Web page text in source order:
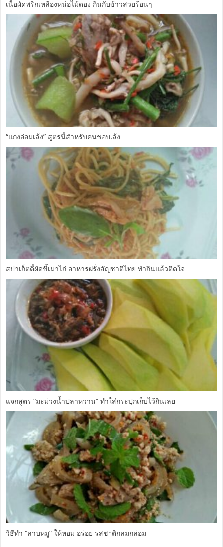
เนื้อผัดพริกเหลืองหน่อไม้ดอง กินกับข้าวสวยร้อนๆ
“แกงอ่อมเล้ง” สูตรนี้สำหรับคนชอบเล้ง
สปาเก็ตตี้ผัดขี้เมาไก่ อาหารฝรั่งสัญชาติไทย ทำกินแล้วติดใจ
แจกสูตร “มะม่วงน้ำปลาหวาน” ทำใส่กระปุกเก็บไว้กินเลย
วิธีทำ “ลาบหมู” ให้หอม อร่อย รสชาติกลมกล่อม